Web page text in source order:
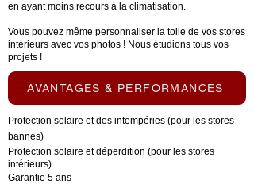
en ayant moins recours à la climatisation.
Vous pouvez même personnaliser la toile de vos stores
intérieurs avec vos photos ! Nous étudions tous vos
projets !
AVANTAGES & PERFORMANCES
Protection solaire et des intempéries (pour les stores
bannes)
Protection solaire et déperdition (pour les stores
intérieurs)
Garantie 5 ans